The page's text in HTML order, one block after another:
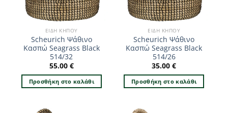
ΕΊΔΗ ΚΉΠΟΥ
Scheurich Ψάθινο
Κασπώ Seagrass Black
514/32
55.00 €
Προσθήκη στο καλάθι
ΕΊΔΗ ΚΉΠΟΥ
Scheurich Ψάθινο
Κασπώ Seagrass Black
514/26
35.00€
Προσθήκη στο καλάθι